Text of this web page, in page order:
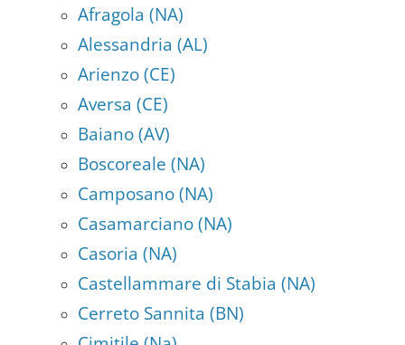
Afragola (NA)
Alessandria (AL)
Arienzo (CE)
Aversa (CE)
Baiano (AV)
Boscoreale (NA)
Camposano (NA)
Casamarciano (NA)
Casoria (NA)
Castellammare di Stabia (NA)
Cerreto Sannita (BN)